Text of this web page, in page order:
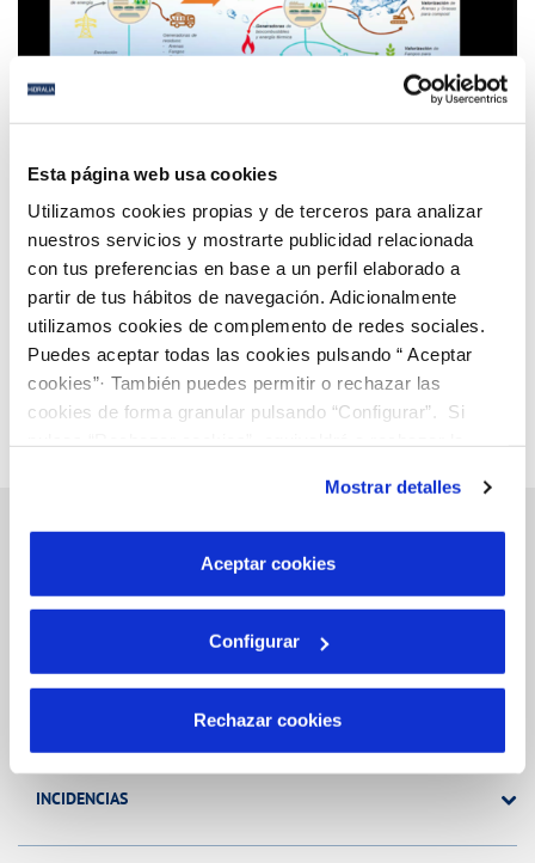
Esta página web usa cookies
Utilizamos cookies propias y de terceros para analizar
nuestros servicios y mostrarte publicidad relacionada
con tus preferencias en base a un perfil elaborado a
partir de tus hábitos de navegación. Adicionalmente
utilizamos cookies de complemento de redes sociales.
Puedes aceptar todas las cookies pulsando “ Aceptar
cookies”· También puedes permitir o rechazar las
cookies de forma granular pulsando “Configurar”. Si
son indispensables para que el sitio web funcione y que
por tanto no se pueden desactivar. Puedes consultar
más información en nuestraPolítica de Cookies
Mostrar detalles
Aceptar cookies
Configurar
Rechazar cookies
Hidralia participa en la jornada “Alianzas y
poner en valor su modelo de biofactoría
Página 49 de 112
Anterior Siguiente
Gestiones Online
FACTURAS, PAGOS Y CONSUMOS
MODIFICACIÓN DE DATOS
INCIDENCIAS